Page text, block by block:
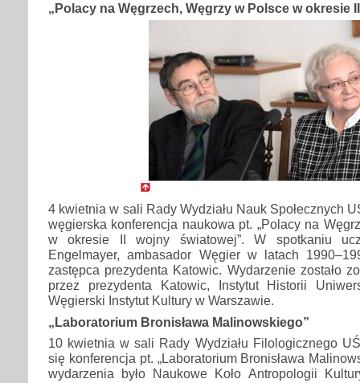
„Polacy na Węgrzech, Węgrzy w Polsce w okresie
4 kwietnia w sali Rady Wydziału Nauk Społecznych
węgierska konferencja naukowa pt. „Polacy na
w okresie II wojny światowej”. W spotkaniu
Engelmayer, ambasador Węgier w latach
zastępca prezydenta Katowic. Wydarzenie zostało
przez prezydenta Katowic, Instytut Historii
Węgierski Instytut Kultury w Warszawie.
„Laboratorium Bronisława Malinowskiego”
10 kwietnia w sali Rady Wydziału Filologicznego
się konferencja pt. „Laboratorium Bronisława
wydarzenia było Naukowe Koło Antropologii